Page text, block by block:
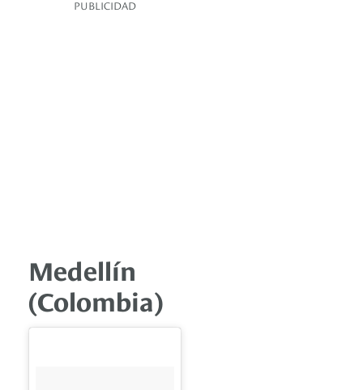
PUBLICIDAD
Medellín
(Colombia)